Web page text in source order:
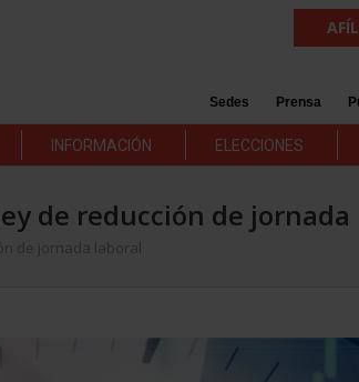
Sedes Prensa
INFORMACIÓN ELECCIONES
de reducción de
de jornada laboral